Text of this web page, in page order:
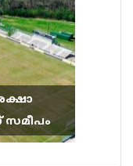
സമീപം